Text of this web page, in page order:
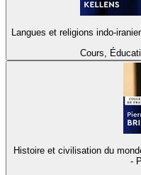
Langues et religions indo-
Cours,
Histoire et civilisation du
-